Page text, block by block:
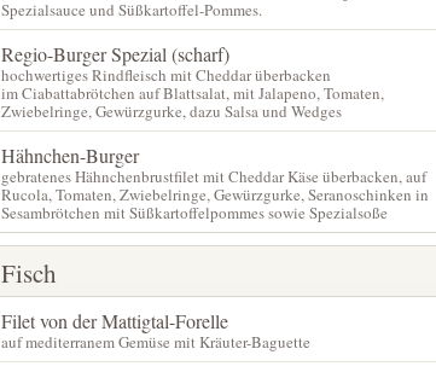
Spezialsauce und Süßkartoffel-Pommes.
Regio-Burger Spezial (scharf)
hochwertiges Rindfleisch mit Cheddar überbacken
im Ciabattabrötchen auf Blattsalat, mit Jalapeno, Tomaten,
Zwiebelringe, Gewürzgurke, dazu Salsa und Wedges
Hähnchen-Burger
gebratenes Hähnchenbrustfilet mit Cheddar Käse überbacken, auf
Rucola, Tomaten, Zwiebelringe, Gewürzgurke, Seranoschinken in
Sesambrötchen mit Süßkartoffelpommes sowie Spezialsoße
Fisch
Filet von der Mattigtal-Forelle
auf mediterranem Gemüse mit Kräuter-Baguette